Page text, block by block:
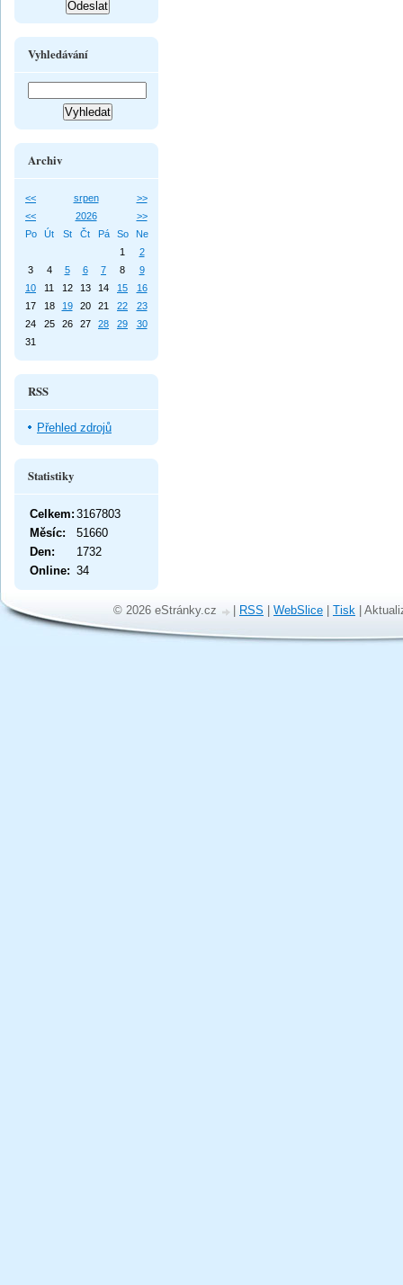
Vyhledávání
Archiv
<< srpen
>>
<<
2026
>>
Po
Út St Čt Pá So
Ne
1
2
3
4 5 6 7 8
9
10
11 12 13 14 15
16
17
18 19 20 21 22
23
24
25 26 27 28 29
30
31
RSS
Přehled zdrojů
Statistiky
Online: 34
Celkem: 3167803
Měsíc:
51660
Den:
1732
© 2026 eStránky.cz | RSS | WebSlice | Tisk |